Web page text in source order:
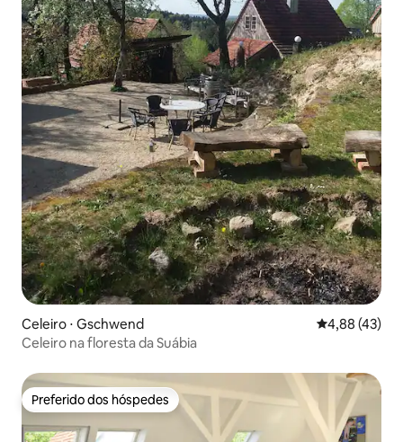
Celeiro ⋅ Gschwend 4,88 de uma
4,88 (43)
Celeiro na floresta da Suábia
Preferido dos hóspedes
Preferido dos hóspedes